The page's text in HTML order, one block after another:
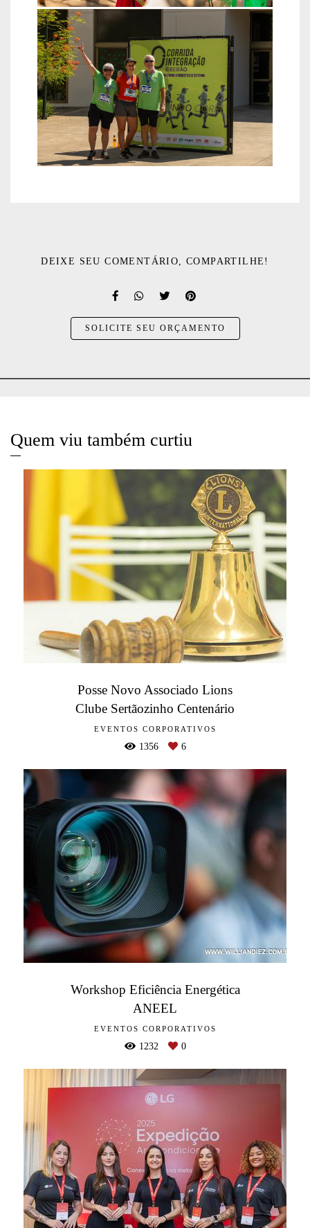
DEIXE SEU COMENTÁRIO, COMPARTILHE!
SOLICITE SEU ORÇAMENTO
Quem viu também curtiu
Posse Novo Associado Lions
Clube Sertãozinho Centenário
EVENTOS CORPORATIVOS
1356 6
Workshop Eficiência Energética
ANEEL
EVENTOS CORPORATIVOS
1232 0